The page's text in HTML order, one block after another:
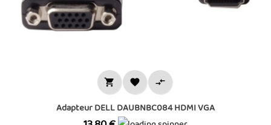
  
Adapteur DELL DAUBNBC084 HDMI VGA